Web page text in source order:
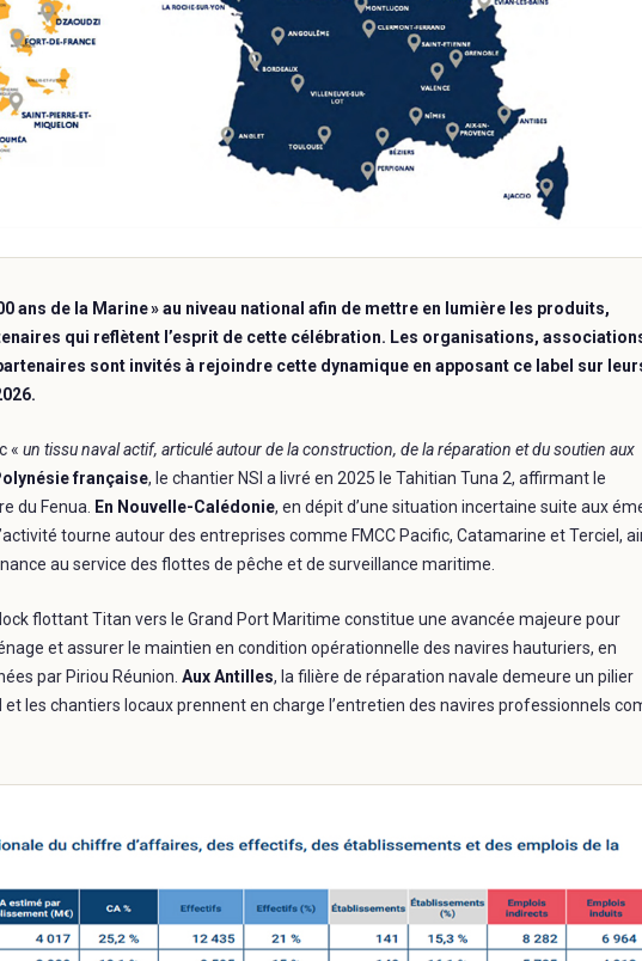
ans de la Marine » au niveau national afin de mettre en lumière les produits,
qui reflètent l’esprit de cette célébration. Les organisations,
sont invités à rejoindre cette dynamique en apposant ce label sur
« un tissu naval actif, articulé autour de la construction, de la réparation et du soutien aux
française, le chantier NSI a livré en 2025 le Tahitian Tuna 2, affirmant le
du Fenua.
En Nouvelle-Calédonie, en dépit d’une situation incertaine suite aux
tourne autour des entreprises comme FMCC Pacific, Catamarine et Terciel,
au service des flottes de pêche et de surveillance maritime.
flottant Titan vers le Grand Port Maritime constitue une avancée majeure pour
et assurer le maintien en condition opérationnelle des navires hauturiers, en
par Piriou Réunion. Aux Antilles, la filière de réparation navale demeure un pilier
les chantiers locaux prennent en charge l’entretien des navires professionnels